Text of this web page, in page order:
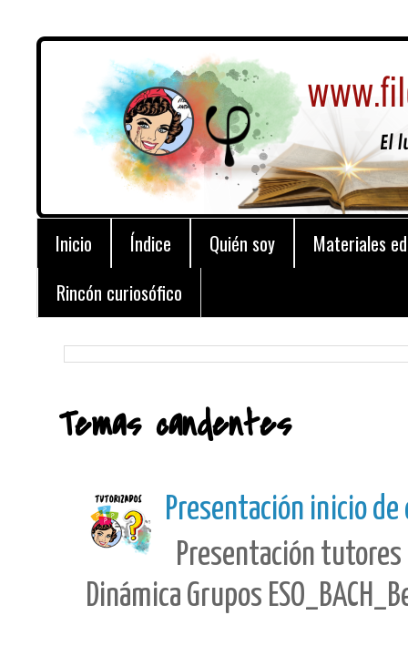
Inicio Índice Quién soy
Materiales
Rincón curiosófico
Temas candentes
Presentación inicio de
Presentación
Dinámica Grupos